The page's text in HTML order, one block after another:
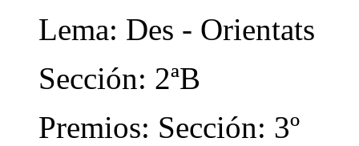
Lema: Des - Orientats
Sección: 2ªB
Premios: Sección: 3º